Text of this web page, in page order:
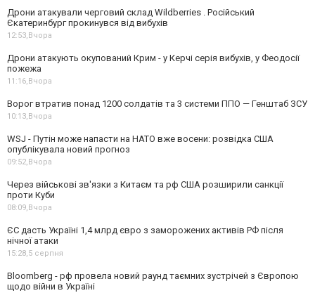
Дрони атакували черговий склад Wildberries . Російський
Єкатеринбург прокинувся від вибухів
12:53,Вчора
Дрони атакують окупований Крим - у Керчі серія вибухів, у Феодосії
пожежа
11:16,Вчора
Ворог втратив понад 1200 солдатів та 3 системи ППО — Генштаб ЗСУ
10:13,Вчора
WSJ - Путін може напасти на НАТО вже восени: розвідка США
опублікувала новий прогноз
09:52,Вчора
Через військові зв'язки з Китаєм та рф США розширили санкції
проти Куби
08:09,Вчора
ЄС дасть Україні 1,4 млрд євро з заморожених активів РФ після
нічної атаки
15:28,5 серпня
Bloomberg - рф провела новий раунд таємних зустрічей з Європою
щодо війни в Україні